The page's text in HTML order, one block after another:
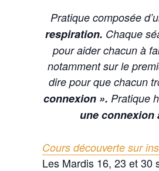
Pratique composée
respiration. Chaque
pour aider chacun à
notamment sur le
dire pour que chacun
connexion ». Pratique
une connexion
Cours découverte sur
Les Mardis 16, 23 et 30